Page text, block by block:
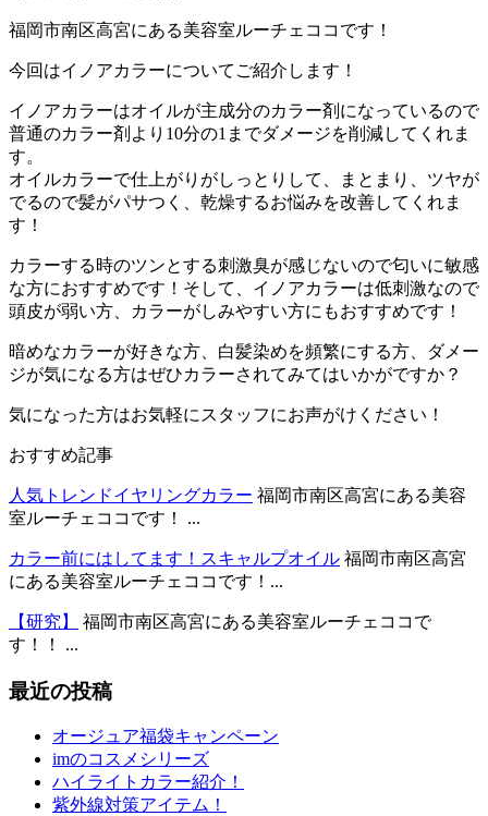
福岡市南区高宮にある美容室ルーチェココです！
今回はイノアカラーについてご紹介します！
イノアカラーはオイルが主成分のカラー剤になっているので
普通のカラー剤より10分の1までダメージを削減してくれま
す。
オイルカラーで仕上がりがしっとりして、まとまり、ツヤが
でるので髪がパサつく、乾燥するお悩みを改善してくれま
す！
カラーする時のツンとする刺激臭が感じないので匂いに敏感
な方におすすめです！そして、イノアカラーは低刺激なので
頭皮が弱い方、カラーがしみやすい方にもおすすめです！
暗めなカラーが好きな方、白髪染めを頻繁にする方、ダメー
ジが気になる方はぜひカラーされてみてはいかがですか？
気になった方はお気軽にスタッフにお声がけください！
おすすめ記事
人気トレンドイヤリングカラー 福岡市南区高宮にある美容
室ルーチェココです！ ...
カラー前にはしてます！スキャルプオイル 福岡市南区高宮
にある美容室ルーチェココです！...
【研究】
福岡市南区高宮にある美容室ルーチェココで
す！！ ...
最近の投稿
オージュア福袋キャンペーン
imのコスメシリーズ
ハイライトカラー紹介！
紫外線対策アイテム！